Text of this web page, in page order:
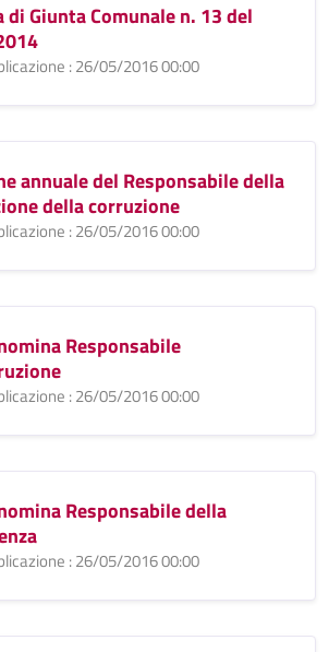
di Giunta Comunale n. 13 del
: 26/05/2016 00:00
annuale del Responsabile della
della corruzione
: 26/05/2016 00:00
Responsabile
: 26/05/2016 00:00
Responsabile della
: 26/05/2016 00:00